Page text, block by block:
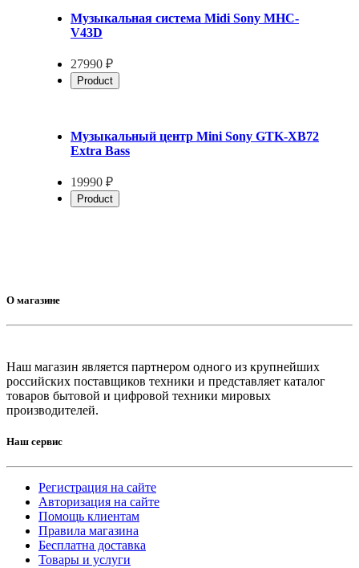
Музыкальная система Midi Sony MHC-
V43D
27990 ₽
Product
Музыкальный центр Mini Sony GTK-XB72
Extra Bass
19990 ₽
Product
О магазине
Наш магазин является партнером одного из крупнейших
российских поставщиков техники и представляет каталог
товаров бытовой и цифровой техники мировых
производителей.
Наш сервис
Регистрация на сайте
Авторизация на сайте
Помощь клиентам
Правила магазина
Бесплатна доставка
Товары и услуги